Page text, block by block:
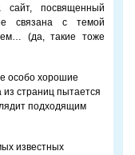
сайт, посвященный
связана с темой
(да, такие тоже
особо хорошие
страниц пытается
подходящим
известных